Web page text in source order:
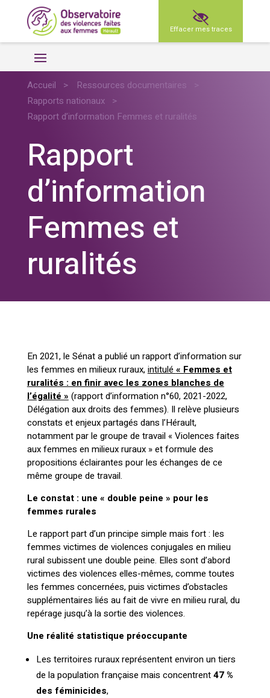
Effacer mes traces
Accueil > Ressources documentaires
>
Rapports nationaux
>
Rapport d’information Femmes et ruralités
Rapport
d’information
Femmes et
ruralités
En 2021, le Sénat a publié un rapport d’information sur
les femmes en milieux ruraux,intitulé « Femmes et
ruralités : en finir avec les zones blanches de
l’égalité » (rapport d’information n°60, 2021-2022,
Délégation aux droits des femmes). Il relève plusieurs
constats et enjeux partagés dans l’Hérault,
notamment par le groupe de travail « Violences faites
aux femmes en milieux ruraux » et formule des
propositions éclairantes pour les échanges de ce
même groupe de travail.
Le constat : une « double peine » pour les
femmes rurales
Le rapport part d’un principe simple mais fort : les
femmes victimes de violences conjugales en milieu
rural subissent une double peine. Elles sont d’abord
victimes des violences elles-mêmes, comme toutes
les femmes concernées, puis victimes d’obstacles
supplémentaires liés au fait de vivre en milieu rural, du
repérage jusqu’à la sortie des violences.
Une réalité statistique préoccupante
Les territoires ruraux représentent environ un tiers
de la population française mais concentrent47 %
des féminicides,